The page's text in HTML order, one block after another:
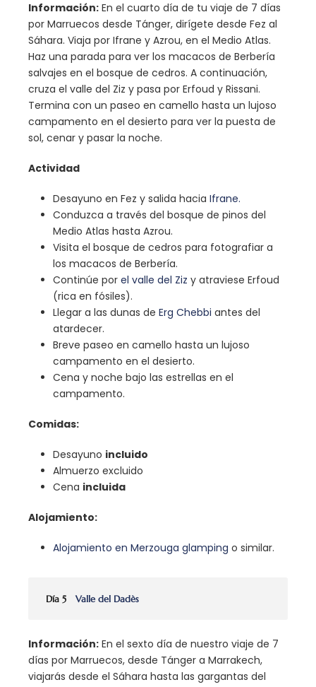
Información: En el cuarto día de tu viaje de 7 días
por Marruecos desde Tánger, dirígete desde Fez al
Sáhara. Viaja por Ifrane y Azrou, en el Medio Atlas.
Haz una parada para ver los macacos de Berbería
salvajes en el bosque de cedros. A continuación,
cruza el valle del Ziz y pasa por Erfoud y Rissani.
Termina con un paseo en camello hasta un lujoso
campamento en el desierto para ver la puesta de
sol, cenar y pasar la noche.
Actividad
Desayuno en Fez y salida hacia Ifrane.
Conduzca a través del bosque de pinos del
Medio Atlas hasta Azrou.
Visita el bosque de cedros para fotografiar a
los macacos de Berbería.
Continúe por el valle del Ziz y atraviese Erfoud
(rica en fósiles).
Llegar a las dunas de Erg Chebbi antes del
atardecer.
Breve paseo en camello hasta un lujoso
campamento en el desierto.
Cena y noche bajo las estrellas en el
campamento.
Comidas:
Desayuno incluido
Almuerzo excluido
Cena incluida
Alojamiento:
Alojamiento en Merzouga glamping o similar.
Día 5 Valle del Dadès
Información: En el sexto día de nuestro viaje de 7
días por Marruecos, desde Tánger a Marrakech,
viajarás desde el Sáhara hasta las gargantas del